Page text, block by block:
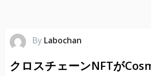
By Labochan
クロスチェーンNFTが